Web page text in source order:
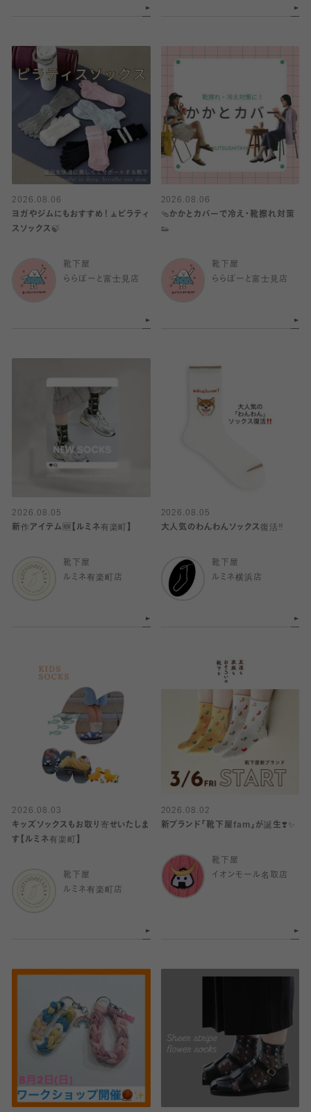
2026.08.06
ヨガやジムにもおすすめ！🧘ピラティ
スソックス🍃
靴下屋
ららぽーと富士見店
2026.08.06
🩴かかとカバーで冷え・靴擦れ対策
👟
靴下屋
ららぽーと富士見店
2026.08.05
新作アイテム🆕【ルミネ有楽町】
靴下屋
ルミネ有楽町店
2026.08.05
大人気のわんわんソックス復活‼️
靴下屋
ルミネ横浜店
2026.08.03
キッズソックスもお取り寄せいたしま
す【ルミネ有楽町】
靴下屋
ルミネ有楽町店
2026.08.02
新ブランド「靴下屋fam」が誕生❣️✨
靴下屋
イオンモール名取店